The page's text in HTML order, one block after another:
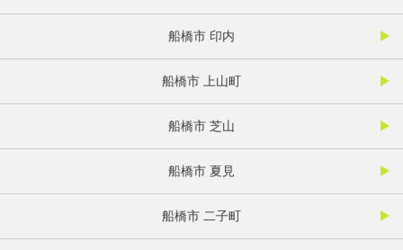
船橋市 印内
船橋市 上山町
船橋市 芝山
船橋市 夏見
船橋市 二子町